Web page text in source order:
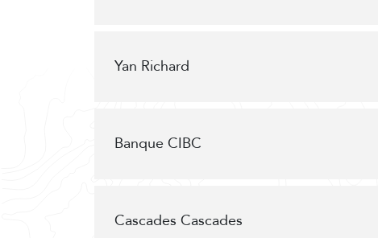
Yan Richard
Banque CIBC
Cascades Cascades